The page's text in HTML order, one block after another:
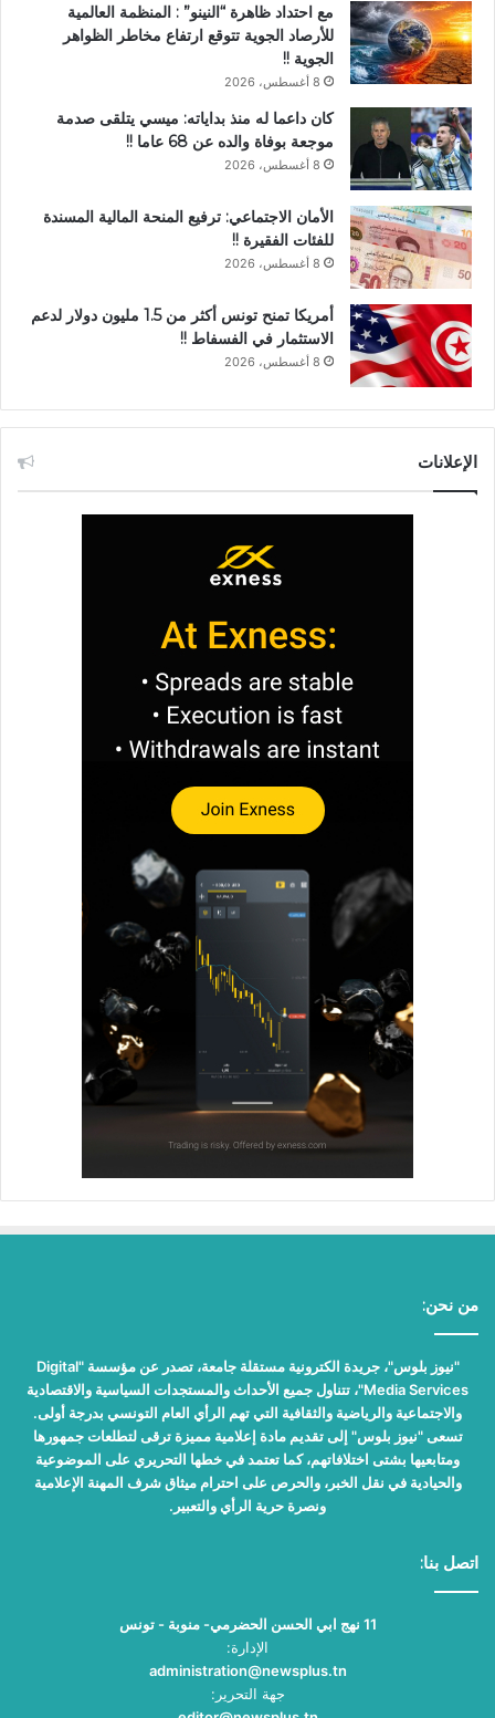
مع احتداد ظاهرة “النينو” : المنظمة العالمية
للأرصاد الجوية تتوقع ارتفاع مخاطر الظواهر
الجوية !!
8 أغسطس، 2026
كان داعما له منذ بداياته: ميسي يتلقى صدمة
موجعة بوفاة والده عن 68 عاما !!
8 أغسطس، 2026
الأمان الاجتماعي: ترفيع المنحة المالية المسندة
للفئات الفقيرة !!
8 أغسطس، 2026
أمريكا تمنح تونس أكثر من 1.5 مليون دولار لدعم
الاستثمار في الفسفاط !!
8 أغسطس، 2026
الإعلانات
من نحن:
"نيوز بلوس"، جريدة الكترونية مستقلة جامعة، تصدر عن مؤسسة "Digital
Media Services"، تتناول جميع الأحداث والمستجدات السياسية والاقتصادية
والاجتماعية والرياضية والثقافية التي تهم الرأي العام التونسي بدرجة أولى.
تسعى "نيوز بلوس" إلى تقديم مادة إعلامية مميزة ترقى لتطلعات جمهورها
ومتابعيها بشتى اختلافاتهم، كما تعتمد في خطها التحريري على الموضوعية
والحيادية في نقل الخبر، والحرص على احترام ميثاق شرف المهنة الإعلامية
ونصرة حرية الرأي والتعبير.
اتصل بنا:
11 نهج ابي الحسن الحضرمي- منوبة - تونس
الإدارة:
administration@newsplus.tn
جهة التحرير: